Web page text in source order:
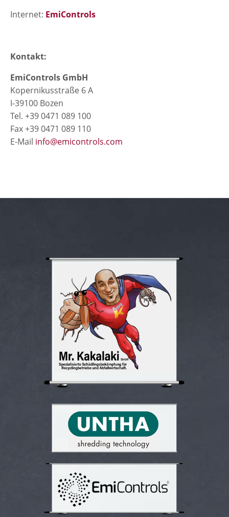
Internet: EmiControls
Kontakt:
EmiControls GmbH
Kopernikusstraße 6 A
I-39100 Bozen
Tel. +39 0471 089 100
Fax +39 0471 089 110
E-Mail info@emicontrols.com